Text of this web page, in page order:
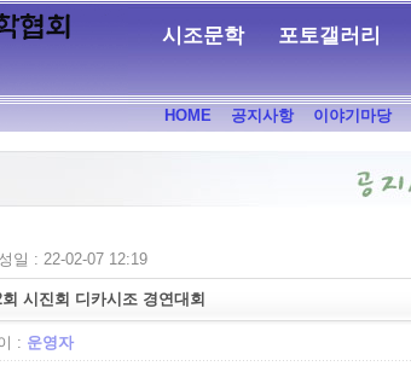
시조문학 포토갤러리
HOME 공지사항 이야기마당
일 : 22-02-07 12:19
시진회 디카시조 경연대회
: 운영자